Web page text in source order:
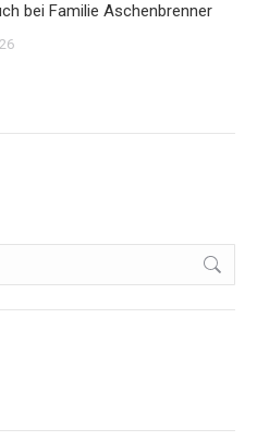
bei Familie Aschenbrenner